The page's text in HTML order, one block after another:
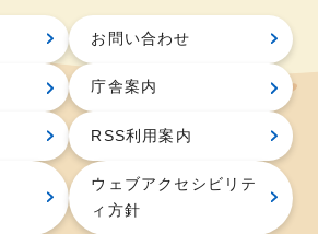
お問い合わせ
庁舎案内
RSS利用案内
ウェブアクセシビリテ
ィ方針